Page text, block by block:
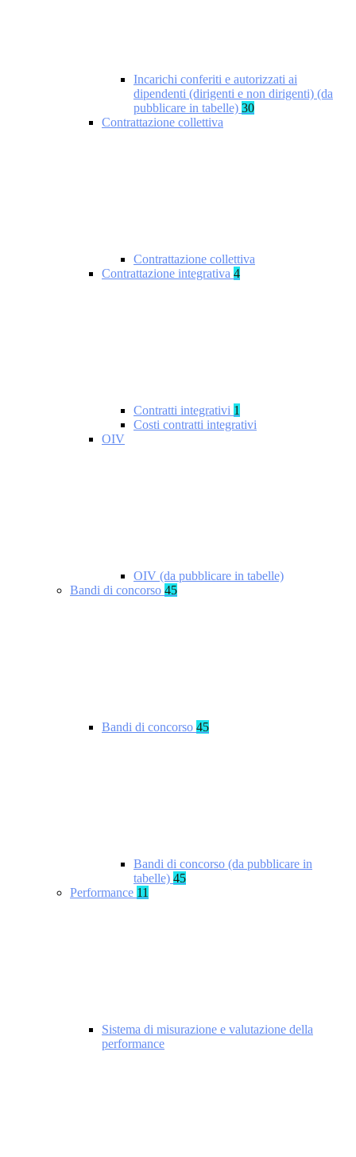
Incarichi conferiti e autorizzati ai
dipendenti (dirigenti e non dirigenti) (da
pubblicare in tabelle) 30
Contrattazione collettiva
Contrattazione collettiva
Contrattazione integrativa 4
Contratti integrativi 1
Costi contratti integrativi
OIV
OIV (da pubblicare in tabelle)
Bandi di concorso 45
Bandi di concorso 45
Bandi di concorso (da pubblicare in
tabelle) 45
Performance 11
Sistema di misurazione e valutazione della
performance